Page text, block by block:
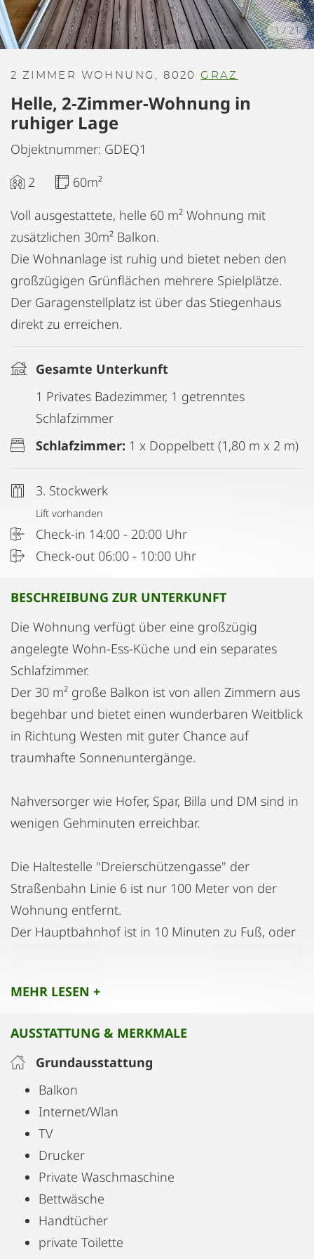
1/21
2 ZIMMER WOHNUNG, 8020GRAZ
Helle, 2-Zimmer-Wohnung in
ruhiger Lage
Objektnummer: GDEQ1
2
60m²
Voll ausgestattete, helle 60 m² Wohnung mit
zusätzlichen 30m² Balkon.
Die Wohnanlage ist ruhig und bietet neben den
großzügigen Grünflächen mehrere Spielplätze.
Der Garagenstellplatz ist über das Stiegenhaus
direkt zu erreichen.
Gesamte Unterkunft
1 Privates Badezimmer, 1 getrenntes
Schlafzimmer
Schlafzimmer: 1 x Doppelbett (1,80 m x 2 m)
3. Stockwerk
Lift vorhanden
Check-in 14:00 - 20:00 Uhr
Check-out 06:00 - 10:00 Uhr
BESCHREIBUNG ZUR UNTERKUNFT
Die Wohnung verfügt über eine großzügig
angelegte Wohn-Ess-Küche und ein separates
Schlafzimmer.
Der 30 m² große Balkon ist von allen Zimmern aus
begehbar und bietet einen wunderbaren Weitblick
in Richtung Westen mit guter Chance auf
traumhafte Sonnenuntergänge.
Nahversorger wie Hofer, Spar, Billa und DM sind in
wenigen Gehminuten erreichbar.
Die Haltestelle "Dreierschützengasse" der
Straßenbahn Linie 6 ist nur 100 Meter von der
Wohnung entfernt.
Der Hauptbahnhof ist in 10 Minuten zu Fuß, oder
Minuten (8 Straßenbahn Stationen)
vorhanden) begehbar.
MEHR LESEN +
AUSSTATTUNG & MERKMALE
Grundausstattung
Balkon
Internet/Wlan
TV
Drucker
Private Waschmaschine
Bettwäsche
Handtücher
private Toilette